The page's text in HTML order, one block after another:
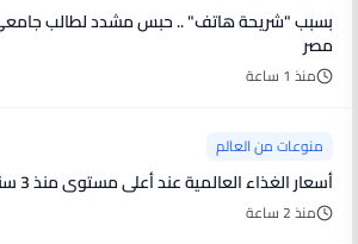
مصر
منذ 1 ساعة
منوعات من العالم
أسعار الغذاء العالمية عند أعلى مستوى منذ 3 سنوات ونصف
منذ 2 ساعة